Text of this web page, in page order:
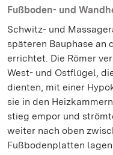
Fußboden- und
Schwitz- und
späteren Bauphase an
errichtet. Die Römer
West- und Ostflügel,
dienten, mit einer
sie in den
stieg empor und
weiter nach oben
Fußbodenplatten